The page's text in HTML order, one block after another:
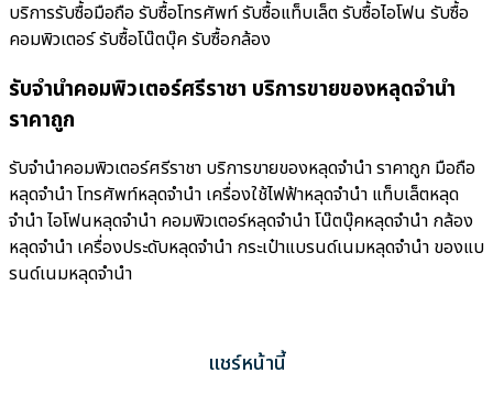
บริการรับซื้อมือถือ รับซื้อโทรศัพท์ รับซื้อแท็บเล็ต รับซื้อไอโฟน รับซื้อ
คอมพิวเตอร์ รับซื้อโน๊ตบุ๊ค รับซื้อกล้อง
รับจำนำคอมพิวเตอร์ศรีราชา บริการขายของหลุดจำนำ
ราคาถูก
รับจำนำคอมพิวเตอร์ศรีราชา บริการขายของหลุดจำนำ ราคาถูก มือถือ
หลุดจำนำ โทรศัพท์หลุดจำนำ เครื่องใช้ไฟฟ้าหลุดจำนำ แท็บเล็ตหลุด
จำนำ ไอโฟนหลุดจำนำ คอมพิวเตอร์หลุดจำนำ โน๊ตบุ๊คหลุดจำนำ กล้อง
หลุดจำนำ เครื่องประดับหลุดจำนำ กระเป๋าแบรนด์เนมหลุดจำนำ ของแบ
รนด์เนมหลุดจำนำ
แชร์หน้านี้